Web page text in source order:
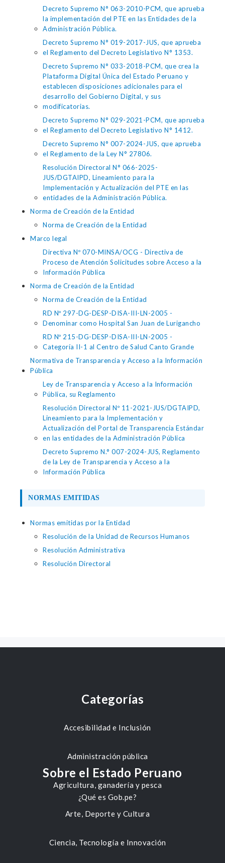
Decreto Supremo N° 063-2010-PCM, que aprueba
la implementación del PTE en las Entidades de la
Administración Pública.
Decreto Supremo N° 019-2017-JUS, que aprueba
el Reglamento del Decreto Legislativo N° 1353.
Decreto Supremo N° 033-2018-PCM, que crea la
Plataforma Digital Única del Estado Peruano y
establecen disposiciones adicionales para el
desarrollo del Gobierno Digital, y sus
modificatorias.
Decreto Supremo N° 029-2021-PCM, que aprueba
el Reglamento del Decreto Legislativo N° 1412.
Decreto Supremo N° 007-2024-JUS, que aprueba
el Reglamento de la Ley N° 27806.
Resolución Directoral N° 066-2025-
JUS/DGTAIPD, Lineamiento para la
Implementación y Actualización del PTE en las
entidades de la Administración Pública.
Norma de Creación de la Entidad
Norma de Creación de la Entidad
Marco legal
Directiva Nº 070-MINSA/OCG - Directiva de
Proceso de Atención Solicitudes sobre Acceso a la
Información Pública
Norma de Creación de la Entidad
Norma de Creación de la Entidad
RD Nº 297-DG-DESP-DISA-III-LN-2005 -
Denominar como Hospital San Juan de Lurigancho
RD Nº 215-DG-DESP-DISA-III-LN-2005 -
Categoría II-1 al Centro de Salud Canto Grande
Normativa de Transparencia y Acceso a la Información
Pública
Ley de Transparencia y Acceso a la Información
Pública, su Reglamento
Resolución Directoral Nº 11-2021-JUS/DGTAIPD,
Lineamiento para la Implementación y
Actualización del Portal de Transparencia Estándar
en las entidades de la Administración Pública
Decreto Supremo N.° 007-2024-JUS, Reglamento
de la Ley de Transparencia y Acceso a la
Información Pública
NORMAS EMITIDAS
Normas emitidas por la Entidad
Resolución de la Unidad de Recursos Humanos
Resolución Administrativa
Resolución Directoral
Categorías
Accesibilidad e Inclusión
Administración pública
Agricultura, ganadería y pesca
Arte, Deporte y Cultura
Ciencia, Tecnología e Innovación
Sobre el Estado Peruano
¿Qué es Gob.pe?